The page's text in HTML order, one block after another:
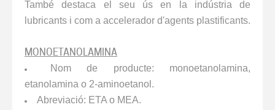
També destaca el seu ús en la indústria de
lubricants i com a accelerador d'agents plastificants.
MONOETANOLAMINA
Nom de producte: monoetanolamina,
etanolamina o 2-aminoetanol.
Abreviació: ETA o MEA.